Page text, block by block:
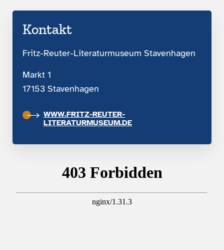
Kontakt
Fritz-Reuter-Literaturmuseum Stavenhagen
Markt 1
17153 Stavenhagen
WWW.FRITZ-REUTER-
LITERATURMUSEUM.DE